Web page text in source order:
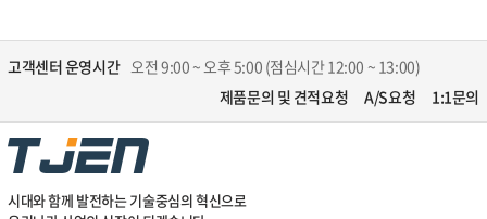
고객센터 운영시간 오전 9:00 ~ 오후 5:00 (점심시간 12:00 ~ 13:00)
제품문의 및 견적요청
A/S요청 1:1문의
시대와 함께 발전하는 기술중심의 혁신으로